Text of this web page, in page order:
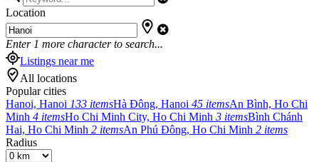
Location
Enter 1 more character to search...
Listings near me
All locations
Popular cities
Hanoi, Hanoi 133 itemsHà Đông, Hanoi 45 itemsAn Bình, Ho Chi
Minh 4 itemsHo Chi Minh City, Ho Chi Minh 3 itemsBình Chánh
Hai, Ho Chi Minh 2 itemsAn Phú Đông, Ho Chi Minh 2 items
Radius